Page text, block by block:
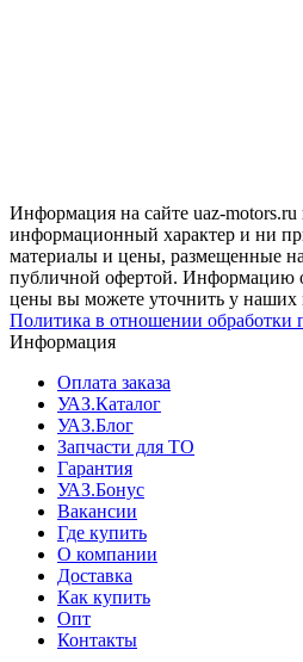
Информация на сайте uaz-
информационный характер и ни
материалы и цены, размещенные
публичной офертой. Информацию
цены вы можете уточнить у наших
Политика в отношении обработки
Информация
Оплата заказа
УАЗ.Каталог
УАЗ.Блог
Запчасти для ТО
Гарантия
УАЗ.Бонус
Вакансии
Где купить
О компании
Доставка
Как купить
Опт
Контакты